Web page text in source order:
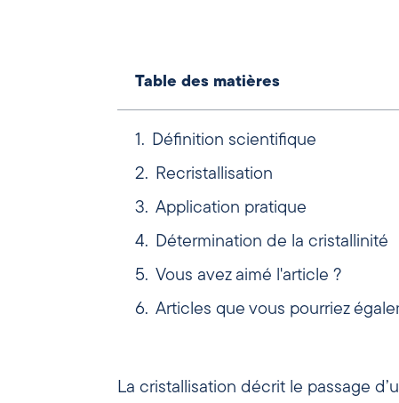
Table des matières
Définition scientifique
Recristallisation
Application pratique
Détermination de la cristallinité
Vous avez aimé l'article ?
Articles que vous pourriez
La cristallisation décrit le passage
les molécules s’arrangent pour